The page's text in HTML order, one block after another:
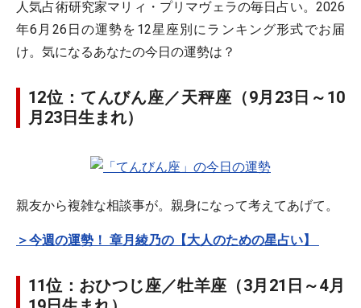
人気占術研究家マリィ・プリマヴェラの毎日占い。2026
年6月26日の運勢を12星座別にランキング形式でお届
け。気になるあなたの今日の運勢は？
12位：てんびん座／天秤座（9月23日～10
月23日生まれ）
親友から複雑な相談事が。親身になって考えてあげて。
＞今週の運勢！ 章月綾乃の【大人のための星占い】
11位：おひつじ座／牡羊座（3月21日～4月